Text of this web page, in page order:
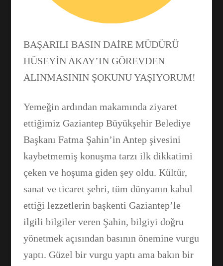
BAŞARILI BASIN DAİRE MÜDÜRÜ
HÜSEYİN AKAY’IN GÖREVDEN
ALINMASININ ŞOKUNU YAŞIYORUM!
Yemeğin ardından makamında ziyaret
ettiğimiz Gaziantep Büyükşehir Belediye
Başkanı Fatma Şahin’in Antep şivesini
kaybetmemiş konuşma tarzı ilk dikkatimi
çeken ve hoşuma giden şey oldu. Kültür,
sanat ve ticaret şehri, tüm dünyanın kabul
ettiği lezzetlerin başkenti Gaziantep’le
ilgili bilgiler veren Şahin, bilgiyi doğru
yönetmek açısından basının önemine vurgu
yaptı. Güzel bir vurgu yaptı ama bakın bir